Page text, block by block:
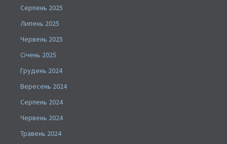
Серпень 2025
Липень 2025
Червень 2025
Січень 2025
Грудень 2024
Вересень 2024
Серпень 2024
Червень 2024
Травень 2024